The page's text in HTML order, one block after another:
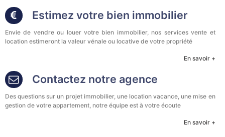
Estimez votre bien immobilier
Envie de vendre ou louer votre bien immobilier, nos services vente et
location estimeront la valeur vénale ou locative de votre propriété
En savoir +
Contactez notre agence
Des questions sur un projet immobilier, une location vacance, une mise en
gestion de votre appartement, notre équipe est à votre écoute
En savoir +